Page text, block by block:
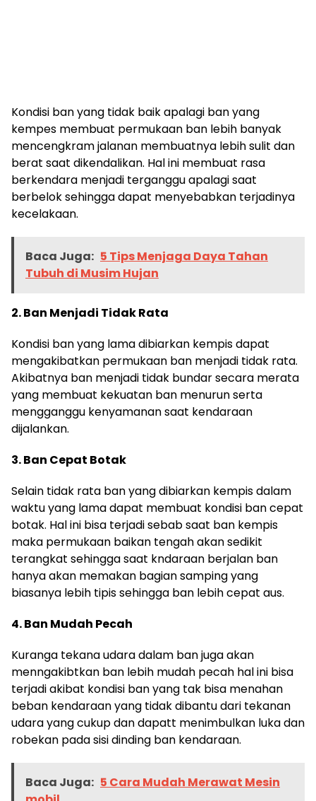
Kondisi ban yang tidak baik apalagi ban yang
kempes membuat permukaan ban lebih banyak
mencengkram jalanan membuatnya lebih sulit dan
berat saat dikendalikan. Hal ini membuat rasa
berkendara menjadi terganggu apalagi saat
berbelok sehingga dapat menyebabkan terjadinya
kecelakaan.
Baca Juga: 5 Tips Menjaga Daya Tahan
Tubuh di Musim Hujan
2. Ban Menjadi Tidak Rata
Kondisi ban yang lama dibiarkan kempis dapat
mengakibatkan permukaan ban menjadi tidak rata.
Akibatnya ban menjadi tidak bundar secara merata
yang membuat kekuatan ban menurun serta
mengganggu kenyamanan saat kendaraan
dijalankan.
3. Ban Cepat Botak
Selain tidak rata ban yang dibiarkan kempis dalam
waktu yang lama dapat membuat kondisi ban cepat
botak. Hal ini bisa terjadi sebab saat ban kempis
maka permukaan baikan tengah akan sedikit
terangkat sehingga saat kndaraan berjalan ban
hanya akan memakan bagian samping yang
biasanya lebih tipis sehingga ban lebih cepat aus.
4. Ban Mudah Pecah
Kuranga tekana udara dalam ban juga akan
menngakibtkan ban lebih mudah pecah hal ini bisa
terjadi akibat kondisi ban yang tak bisa menahan
beban kendaraan yang tidak dibantu dari tekanan
udara yang cukup dan dapatt menimbulkan luka dan
robekan pada sisi dinding ban kendaraan.
Baca Juga: 5 Cara Mudah Merawat Mesin